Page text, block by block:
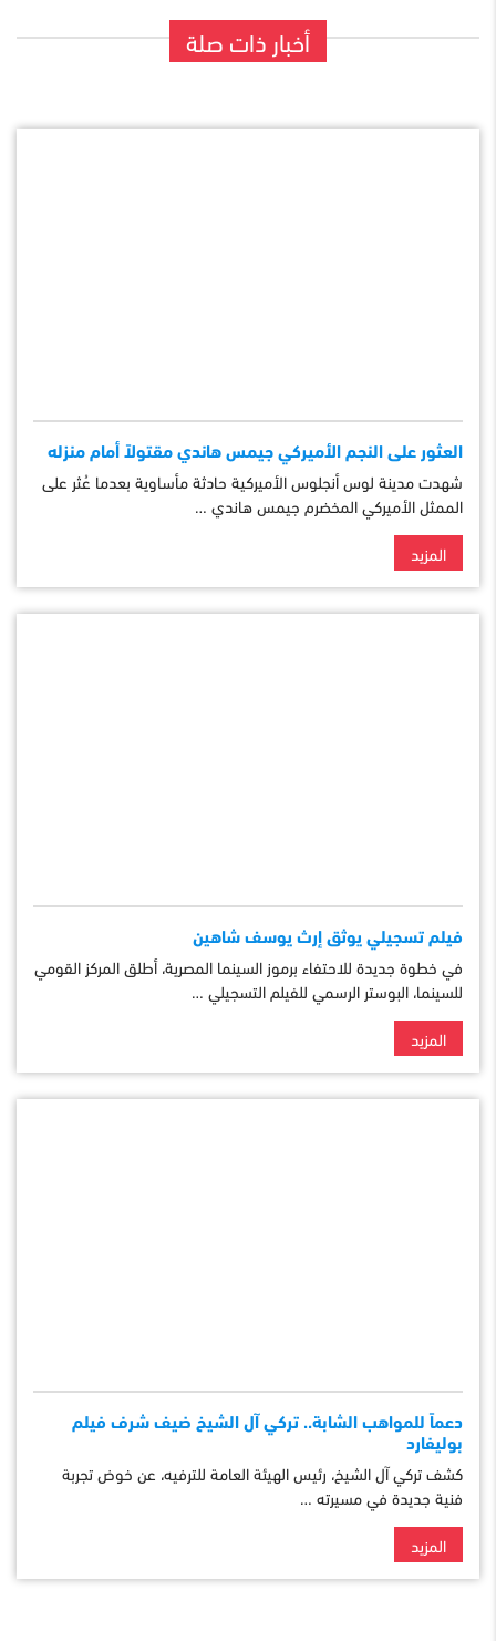
أخبار ذات صلة
العثور على النجم الأميركي جيمس هاندي مقتولاً أمام منزله
شهدت مدينة لوس أنجلوس الأميركية حادثة مأساوية بعدما عُثر على
الممثل الأميركي المخضرم جيمس هاندي …
المزيد
فيلم تسجيلي يوثق إرث يوسف شاهين
في خطوة جديدة للاحتفاء برموز السينما المصرية، أطلق المركز القومي
للسينما، البوستر الرسمي للفيلم التسجيلي …
المزيد
دعماً للمواهب الشابة.. تركي آل الشيخ ضيف شرف فيلم
بوليفارد
كشف تركي آل الشيخ، رئيس الهيئة العامة للترفيه، عن خوض تجربة
فنية جديدة في مسيرته …
المزيد